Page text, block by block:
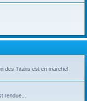
des Titans est en marche!
rendue...